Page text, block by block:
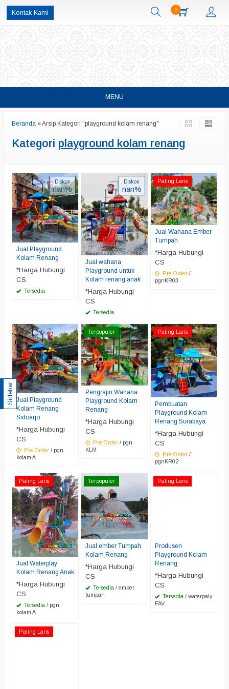
Kontak Kami 0
MENU
Beranda »Arsip Kategori "playground kolam renang"
Kategori playground kolam renang
Diskon
nan%
Jual Playground
Kolam Renang
*Harga Hubungi
CS
Tersedia
Diskon
nan%
Jual wahana
Playground untuk
Kolam renang anak
*Harga Hubungi
CS
Tersedia
Paling Laris
Jual Wahana Ember
Tumpah
*Harga Hubungi
CS
Pre Order/
pgnKR03
Jual Playground
Kolam Renang
Sidoarjo
*Harga Hubungi
CS
Pre Order / pgn
kolam A
Terpopuler
Pengrajin Wahana
Playground Kolam
Renang
*Harga Hubungi
CS
Pre Order / pgn
KLM
Paling Laris
Pembuatan
Playground Kolam
Renang Surabaya
*Harga Hubungi
CS
Pre Order/
pgnKR02
Paling Laris
Jual Waterplay
Kolam Renang Anak
*Harga Hubungi
CS
Tersedia / pgn
kolam A
Terpopuler
Jual ember Tumpah
Kolam Renang
*Harga Hubungi
CS
Tersedia / ember
tumpah
Paling Laris
Produsen
Playground Kolam
Renang
*Harga Hubungi
CS
Tersedia / waterpaly
FAV
Paling Laris
Sidebar